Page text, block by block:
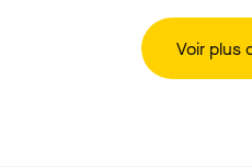
Voir plus